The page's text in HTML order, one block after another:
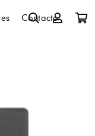
Contacto